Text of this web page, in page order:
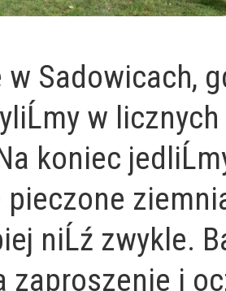
Sadowicach,
w
koniec
pieczone
niĹź zwykle.
zaproszenie i